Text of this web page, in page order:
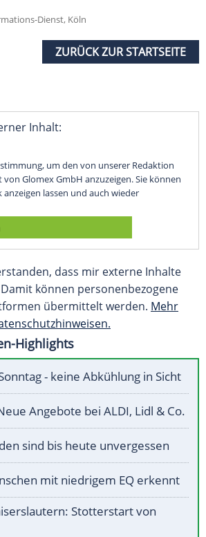
Dienst, Köln
ZURÜCK ZUR STARTSEITE
Inhalt:
um den von unserer Redaktion
Glomex GmbH anzuzeigen. Sie können
lassen und auch wieder
dass mir externe Inhalte
können personenbezogene
übermittelt werden. Mehr
Highlights
- keine Abkühlung in Sicht
Angebote bei ALDI, Lidl & Co.
sind bis heute unvergessen
mit niedrigem EQ erkennt
Stotterstart von